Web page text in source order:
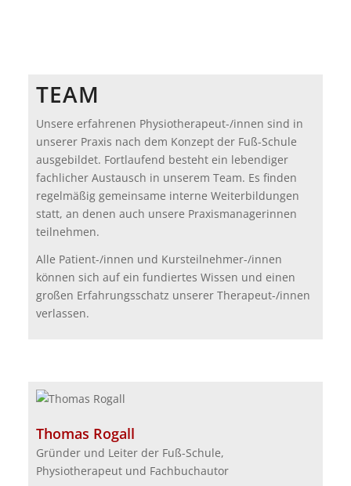
TEAM
Unsere erfahrenen Physiotherapeut-/innen sind in
unserer Praxis nach dem Konzept der Fuß-Schule
ausgebildet. Fortlaufend besteht ein lebendiger
fachlicher Austausch in unserem Team. Es finden
regelmäßig gemeinsame interne Weiterbildungen
statt, an denen auch unsere Praxismanagerinnen
teilnehmen.
Alle Patient-/innen und Kursteilnehmer-/innen
können sich auf ein fundiertes Wissen und einen
großen Erfahrungsschatz unserer Therapeut-/innen
verlassen.
Thomas Rogall
Gründer und Leiter der Fuß-Schule,
Physiotherapeut und Fachbuchautor